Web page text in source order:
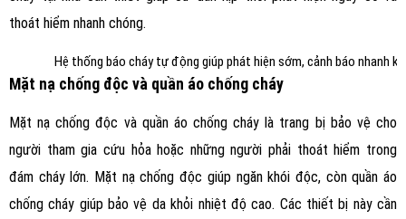
thoát hiểm nhanh chóng.
Hệ thống báo cháy tự động giúp phát hiện sớm, cảnh báo nhanh
Mặt nạ chống độc và quần áo chống cháy
Mặt nạ chống độc và quần áo chống cháy là trang bị bảo vệ cho
người tham gia cứu hỏa hoặc những người phải thoát hiểm trong
đám cháy lớn. Mặt nạ chống độc giúp ngăn khói độc, còn quần áo
chống cháy giúp bảo vệ da khỏi nhiệt độ cao. Các thiết bị này cần